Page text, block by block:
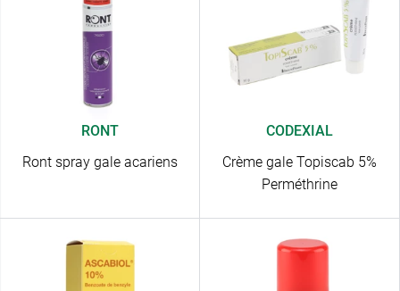
RONT
Ront spray gale acariens
CODEXIAL
Crème gale Topiscab 5%
Perméthrine